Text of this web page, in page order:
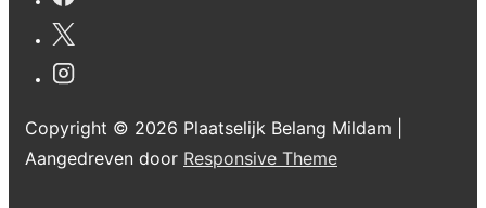
Copyright © 2026 Plaatselijk Belang Mildam
Aangedreven door Responsive Theme